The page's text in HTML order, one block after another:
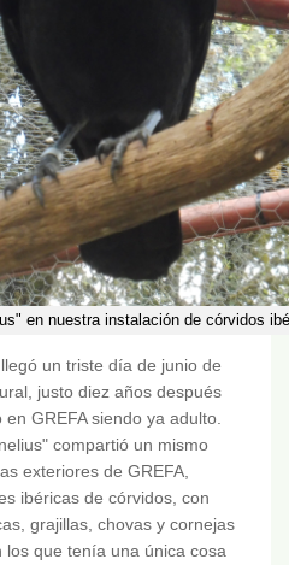
en nuestra instalación de córvidos
un triste día de junio de
justo diez años después
GREFA siendo ya adulto.
compartió un mismo
exteriores de GREFA,
ibéricas de córvidos, con
grajillas, chovas y cornejas
que tenía una única cosa